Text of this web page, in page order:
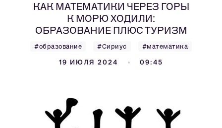
КАК МАТЕМАТИКИ ЧЕРЕЗ ГОРЫ
К МОРЮ ХОДИЛИ:
ОБРАЗОВАНИЕ ПЛЮС ТУРИЗМ
#образование #Сириус #математика
19 ИЮЛЯ 2024 09:45